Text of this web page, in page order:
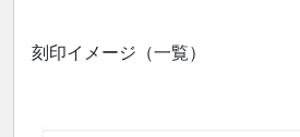
刻印イメージ（一覧）